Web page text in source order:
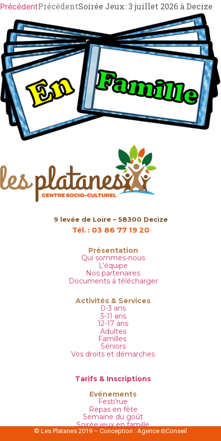
PrécédentPrécédentSoirée Jeux: 3 juillet 2026 à Decize
9 levée de Loire – 58300 Decize
Tél. : 03 86 77 19 20
Présentation
Qui sommes-nous
L’équipe
Nos partenaires
Documents à télécharger
Activités & Services
0-3 ans
3-11 ans
12-17 ans
Adultes
Familles
Séniors
Vos droits et démarches
Tarifs & Inscriptions
Evénements
Festi’rue
Repas en fête
Semaine du goût
Soirée jeux en famille
© Les Platanes 2019 – Conception : Agence itiConseil